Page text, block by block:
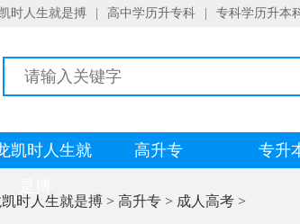
时人生就是搏 高中学历升专科 专科学历升本
凯时人生就
高升专 专升
时人生就是搏 > 高升专 > 成人高考 >